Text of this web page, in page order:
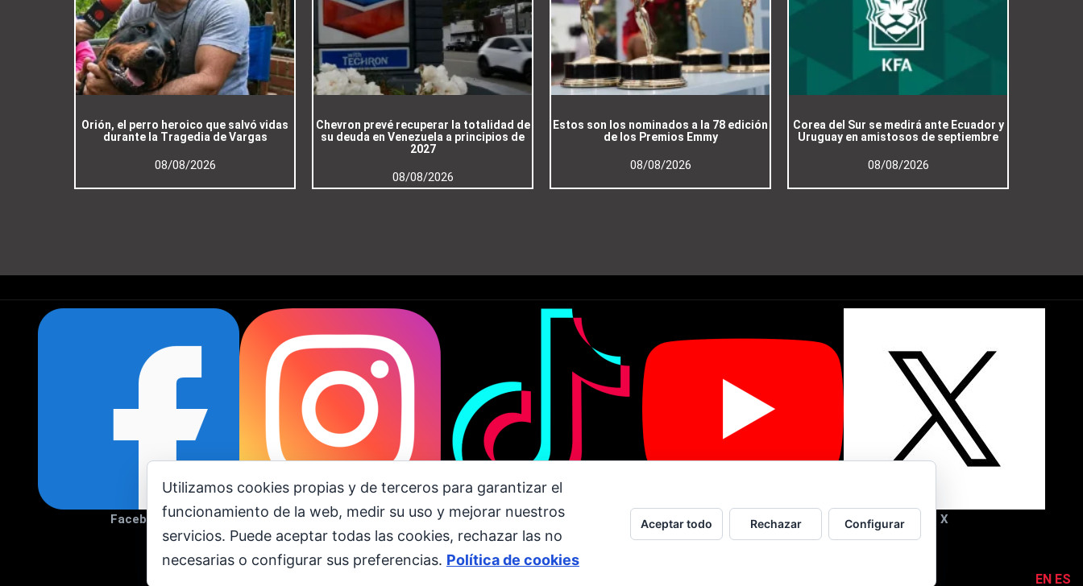
Orión, el perro heroico que salvó vidas
durante la Tragedia de Vargas
08/08/2026
Chevron prevé recuperar la totalidad de
su deuda en Venezuela a principios de
2027
08/08/2026
Estos son los nominados a la 78 edición
de los Premios Emmy
08/08/2026
Corea del Sur se medirá ante Ecuador y
Uruguay en amistosos de septiembre
08/08/2026
EN ES
Utilizamos cookies propias y de terceros para garantizar el
funcionamiento de la web, medir su uso y mejorar nuestros
servicios. Puede aceptar todas las cookies, rechazar las no
necesarias o configurar sus preferencias. Política de cookies
Aceptar todo Rechazar Configurar
Facebook Instagram Tiktok Youtube X
Todos los derechos reservados. © Copyright 2001 - 2026. Corporación Televen C.A. RIF: J-00237616-3. Caracas | Venezuela.